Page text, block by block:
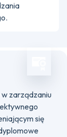
zarządzaniu
się